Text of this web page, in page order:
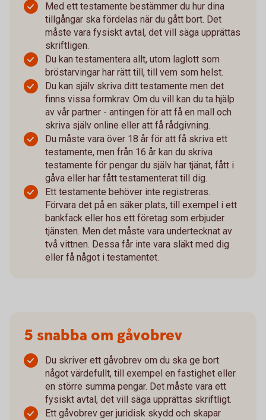
Med ett testamente bestämmer du hur dina
tillgångar ska fördelas när du gått bort. Det
måste vara fysiskt avtal, det vill säga upprättas
skriftligen.
Du kan testamentera allt, utom laglott som
bröstarvingar har rätt till, till vem som helst.
Du kan själv skriva ditt testamente men det
finns vissa formkrav. Om du vill kan du ta hjälp
av vår partner - antingen för att få en mall och
skriva själv online eller att få rådgivning.
Du måste vara över 18 år för att få skriva ett
testamente, men från 16 år kan du skriva
testamente för pengar du själv har tjänat, fått i
gåva eller har fått testamenterat till dig.
Ett testamente behöver inte registreras.
Förvara det på en säker plats, till exempel i ett
bankfack eller hos ett företag som erbjuder
tjänsten. Men det måste vara undertecknat av
två vittnen. Dessa får inte vara släkt med dig
eller få något i testamentet.
5 snabba om gåvobrev
Du skriver ett gåvobrev om du ska ge bort
något värdefullt, till exempel en fastighet eller
en större summa pengar. Det måste vara ett
fysiskt avtal, det vill säga upprättas skriftligt.
Ett gåvobrev ger juridisk skydd och skapar